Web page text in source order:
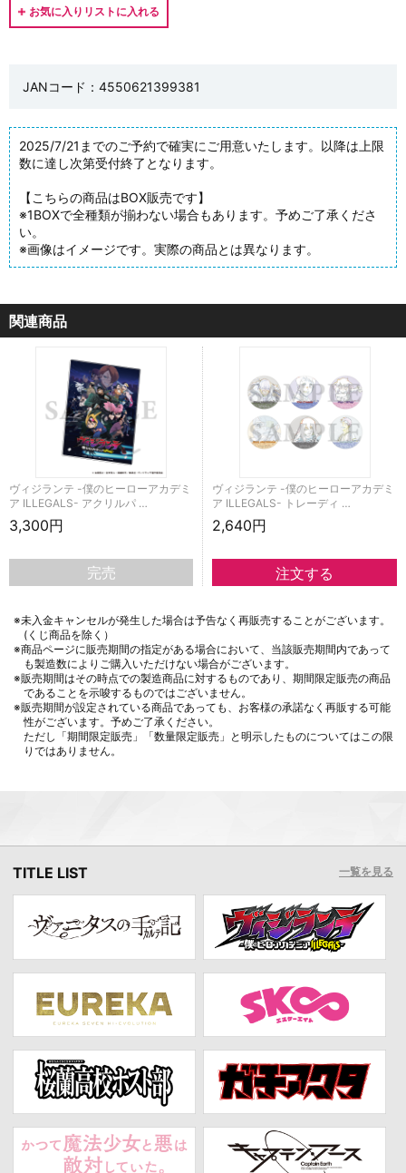
JANコード：4550621399381
2025/7/21までのご予約で確実にご用意いたします。以降は上限
数に達し次第受付終了となります。
【こちらの商品はBOX販売です】
※1BOXで全種類が揃わない場合もあります。予めご了承くださ
い。
※画像はイメージです。実際の商品とは異なります。
関連商品
ヴィジランテ -僕のヒーローアカデミ
ア ILLEGALS- アクリルパ …
3,300円
完売
ヴィジランテ -僕のヒーローアカデミ
ア ILLEGALS- トレーディ …
2,640円
※未入金キャンセルが発生した場合は予告なく再販売することがございます。
(くじ商品を除く）
※商品ページに販売期間の指定がある場合において、当該販売期間内であって
も製造数によりご購入いただけない場合がございます。
※販売期間はその時点での製造商品に対するものであり、期間限定販売の商品
であることを示唆するものではございません。
※販売期間が設定されている商品であっても、お客様の承諾なく再販する可能
性がございます。予めご了承ください。
ただし「期間限定販売」「数量限定販売」と明示したものについてはこの限
りではありません。
TITLE LIST 一覧を見る